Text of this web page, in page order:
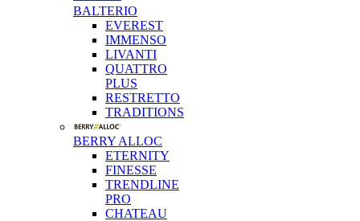
BALTERIO
EVEREST
IMMENSO
LIVANTI
QUATTRO
PLUS
RESTRETTO
TRADITIONS
BERRY ALLOC
ETERNITY
FINESSE
TRENDLINE
PRO
CHATEAU